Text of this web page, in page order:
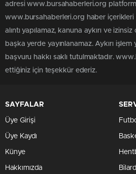
adresi www.bursahaberleri.org
www.bursahaberleri.org haber
alıntı yapılamaz, kanuna aykırı ve
başka yerde yayınlanamaz. Aykırı
başvuru hakkı saklı tutulmaktadır.
ettiğiniz için teşekkür ederiz.
SAYFALAR
Üye Girişi
Üye Kaydı
Künye
Hakkımızda